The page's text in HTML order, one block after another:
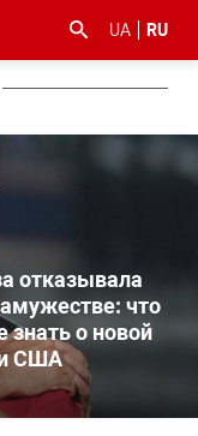
UA RU
отказывала
что
знать о новой
США
#коронавірус